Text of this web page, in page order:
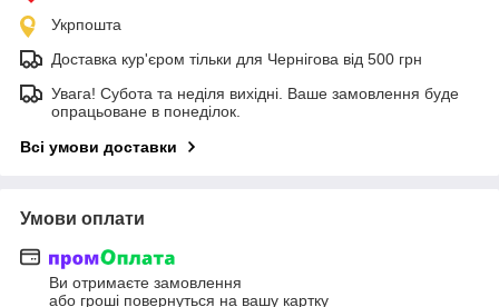
Укрпошта
Доставка кур'єром тільки для Чернігова від 500 грн
Увага! Субота та неділя вихідні. Ваше замовлення буде
опрацьоване в понеділок.
Всі умови доставки
Умови оплати
Ви отримаєте замовлення
або гроші повернуться на вашу картку